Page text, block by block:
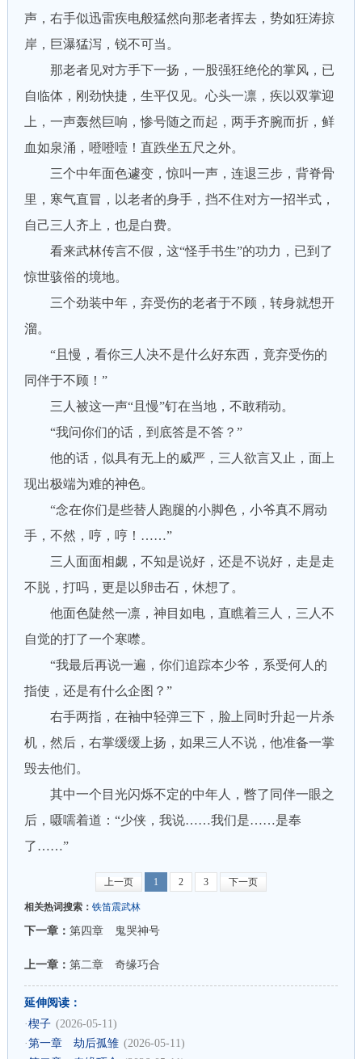
声，右手似迅雷疾电般猛然向那老者挥去，势如狂涛掠
岸，巨瀑猛泻，锐不可当。
那老者见对方手下一扬，一股强狂绝伦的掌风，已
自临体，刚劲快捷，生平仅见。心头一凛，疾以双掌迎
上，一声轰然巨响，惨号随之而起，两手齐腕而折，鲜
血如泉涌，噔噔噎！直跌坐五尺之外。
三个中年面色遽变，惊叫一声，连退三步，背脊骨
里，寒气直冒，以老者的身手，挡不住对方一招半式，
自己三人齐上，也是白费。
看来武林传言不假，这“怪手书生”的功力，已到了
惊世骇俗的境地。
三个劲装中年，弃受伤的老者于不顾，转身就想开
溜。
“且慢，看你三人决不是什么好东西，竟弃受伤的
同伴于不顾！”
三人被这一声“且慢”钉在当地，不敢稍动。
“我问你们的话，到底答是不答？”
他的话，似具有无上的威严，三人欲言又止，面上
现出极端为难的神色。
“念在你们是些替人跑腿的小脚色，小爷真不屑动
手，不然，哼，哼！……”
三人面面相觑，不知是说好，还是不说好，走是走
不脱，打吗，更是以卵击石，休想了。
他面色陡然一凛，神目如电，直瞧着三人，三人不
自觉的打了一个寒噤。
“我最后再说一遍，你们追踪本少爷，系受何人的
指使，还是有什么企图？”
右手两指，在袖中轻弹三下，脸上同时升起一片杀
机，然后，右掌缓缓上扬，如果三人不说，他准备一掌
毁去他们。
其中一个目光闪烁不定的中年人，瞥了同伴一眼之
后，嗫嚅着道：“少侠，我说……我们是……是奉
了……”
上一页 1 2 3 下一页
相关热词搜索： 铁笛震武林
下一章： 第四章 鬼哭神号
上一章： 第二章 奇缘巧合
延伸阅读：
·楔子 (2026-05-11)
·第一章 劫后孤雏 (2026-05-11)